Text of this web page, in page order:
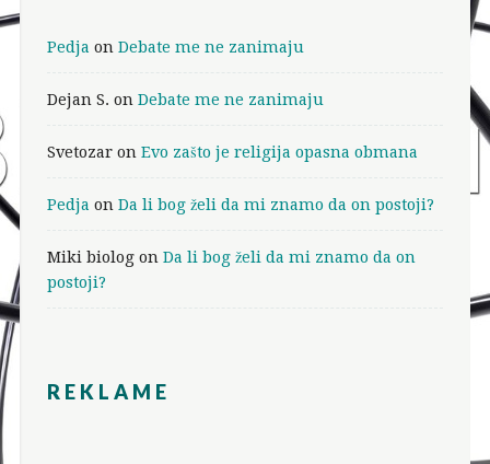
Pedja on Debate me ne zanimaju
Dejan S. on Debate me ne zanimaju
Svetozaron Evo zašto je religija opasna obmana
Pedja on Da li bog želi da mi znamo da on postoji?
Miki biologon Da li bog želi da mi znamo da on
postoji?
REKLAME